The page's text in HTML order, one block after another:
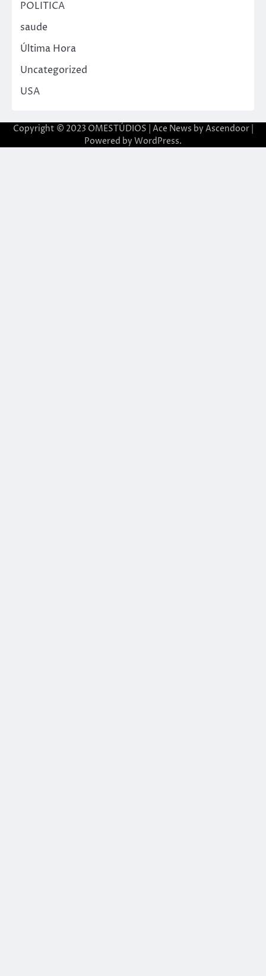
POLITICA
saude
Última Hora
Uncategorized
USA
Copyright © 2023 OMESTÚDIOS | Ace News by Ascendoor|
Powered by WordPress.